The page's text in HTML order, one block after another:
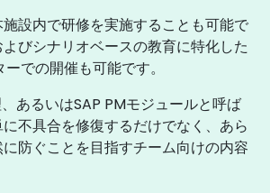
設内で研修を実施することも可能で
びシナリオベースの教育に特化した
での開催も可能です。
あるいはSAP PMモジュールと呼ば
不具合を修復するだけでなく、あら
防ぐことを目指すチーム向けの内容